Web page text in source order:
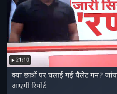
21:10
क्‍या छात्रों पर चलाई गई पैलेट गन?
आएगी रिपोर्ट